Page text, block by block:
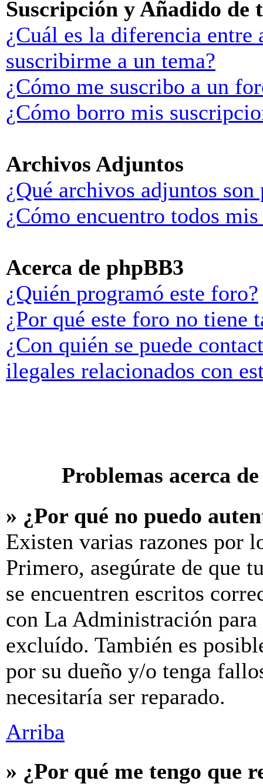
Suscripción y Añadido de
¿Cuál es la diferencia
suscribirme a un tema?
¿Cómo me suscribo a un
¿Cómo borro mis
Archivos Adjuntos
¿Qué archivos adjuntos
¿Cómo encuentro todos
Acerca de phpBB3
¿Quién programó este foro?
¿Por qué este foro no tiene
¿Con quién se puede
ilegales relacionados con
Problemas acerca
» ¿Por qué no puedo
Existen varias razones por
Primero, asegúrate de que
se encuentren escritos
con La Administración para
excluído. También es
por su dueño y/o tenga
necesitaría ser reparado.
Arriba
» ¿Por qué me tengo que